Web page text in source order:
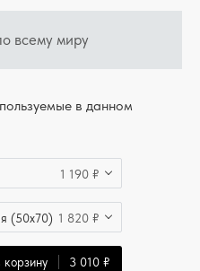
всему миру
в данном
1 190 ₽
(50x70) 1 820 ₽
3 010 ₽